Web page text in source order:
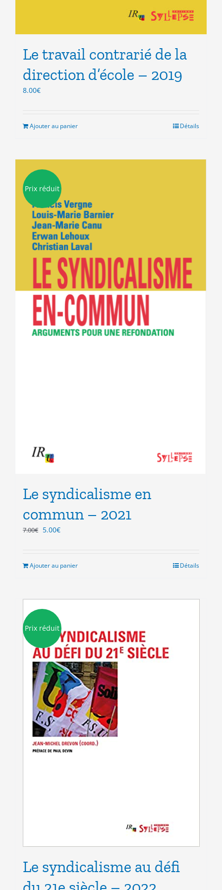
Le travail contrarié de la
direction d’école – 2019
8.00€
Ajouter au panier Détails
Prix réduit
Le syndicalisme en
commun – 2021
7.00€ Le
était :
5.00€Le
est :
Ajouter au panier Détails
Prix réduit
Le syndicalisme au défi